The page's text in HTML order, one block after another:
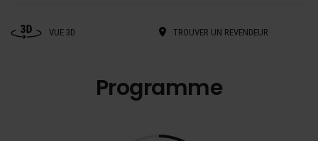
VUE 3D TROUVER UN REVENDEUR
Programme